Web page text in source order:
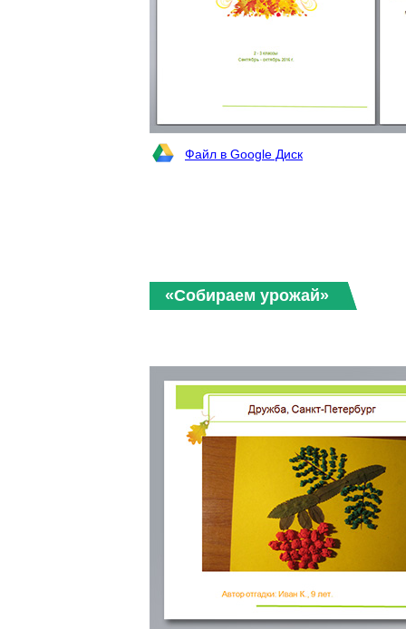
Файл в Google Диск
«Собираем урожай»